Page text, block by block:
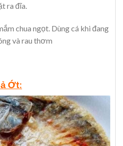
ra đĩa.
chua ngọt. Dùng cá khi đang
và rau thơm
Ớt: